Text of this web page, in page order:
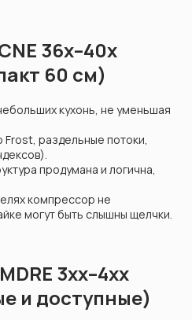
36x–40x
60 см)
кухонь, не уменьшая
раздельные потоки,
продумана и логична,
компрессор не
могут быть слышны щелчки.
3xx–4xx
и доступные)